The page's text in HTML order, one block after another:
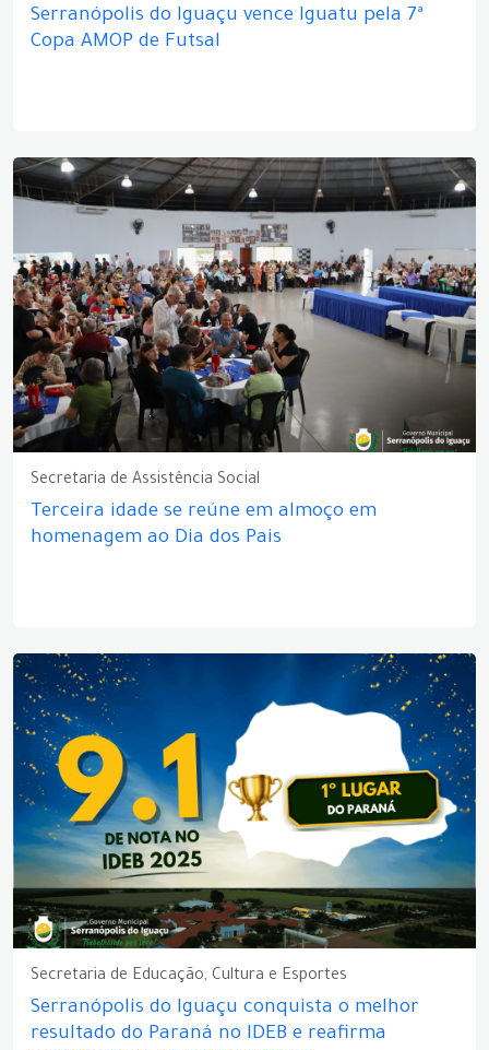
Serranópolis do Iguaçu vence Iguatu pela 7ª
Copa AMOP de Futsal
Secretaria de Assistência Social
Terceira idade se reúne em almoço em
homenagem ao Dia dos Pais
Secretaria de Educação, Cultura e Esportes
Serranópolis do Iguaçu conquista o melhor
resultado do Paraná no IDEB e reafirma